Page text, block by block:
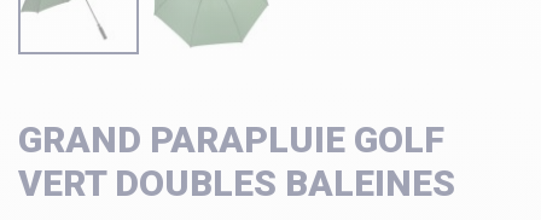
GRAND PARAPLUIE GOLF
VERT DOUBLES BALEINES